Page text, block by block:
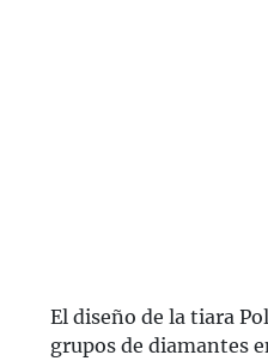
El diseño de la tiara
grupos de diamantes